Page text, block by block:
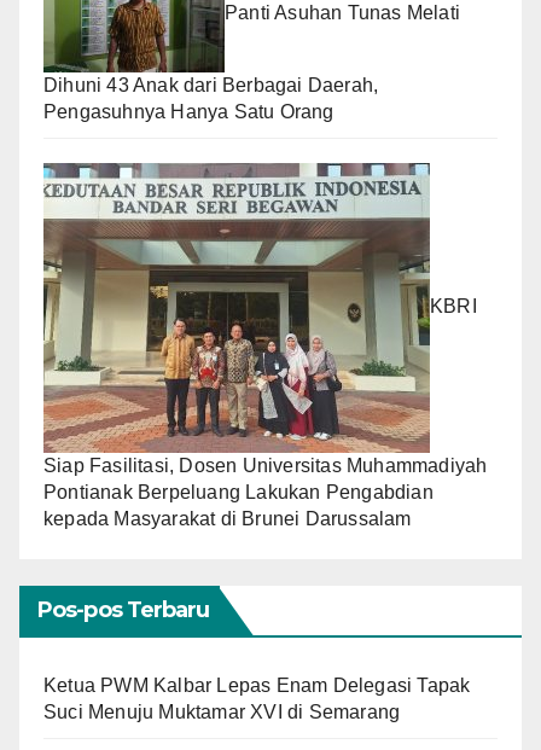
Panti Asuhan Tunas Melati
Dihuni 43 Anak dari Berbagai Daerah,
Pengasuhnya Hanya Satu Orang
KBRI
Siap Fasilitasi, Dosen Universitas Muhammadiyah
Pontianak Berpeluang Lakukan Pengabdian
kepada Masyarakat di Brunei Darussalam
Pos-pos Terbaru
Ketua PWM Kalbar Lepas Enam Delegasi Tapak
Suci Menuju Muktamar XVI di Semarang